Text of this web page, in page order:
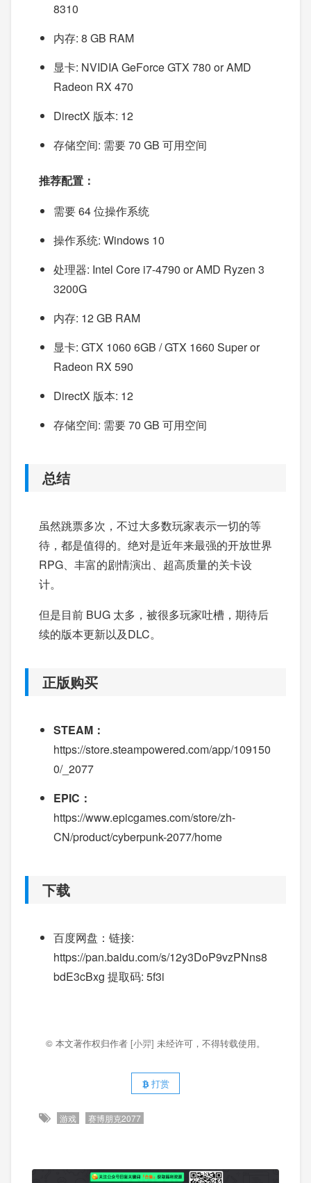
8310
内存: 8 GB RAM
显卡: NVIDIA GeForce GTX 780 or AMD
Radeon RX 470
DirectX 版本: 12
存储空间: 需要 70 GB 可用空间
推荐配置：
需要 64 位操作系统
操作系统: Windows 10
处理器: Intel Core i7-4790 or AMD Ryzen 3
3200G
内存: 12 GB RAM
显卡: GTX 1060 6GB / GTX 1660 Super or
Radeon RX 590
DirectX 版本: 12
存储空间: 需要 70 GB 可用空间
总结
虽然跳票多次，不过大多数玩家表示一切的等
待，都是值得的。绝对是近年来最强的开放世界
RPG、丰富的剧情演出、超高质量的关卡设
计。
但是目前 BUG 太多，被很多玩家吐槽，期待后
续的版本更新以及DLC。
正版购买
STEAM：
https://store.steampowered.com/app/109150
0/_2077
EPIC：
https://www.epicgames.com/store/zh-
CN/product/cyberpunk-2077/home
下载
百度网盘：链接:
https://pan.baidu.com/s/12y3DoP9vzPNns8
bdE3cBxg 提取码: 5f3i
© 本文著作权归作者 [小羿] 未经许可，不得转载使用。
打赏
游戏 赛博朋克2077